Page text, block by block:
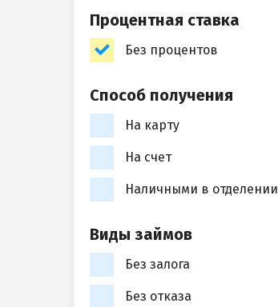
Процентная ставка
Без процентов
Способ получения
На карту
На счет
Наличными в отделении
Виды займов
Без залога
Без отказа